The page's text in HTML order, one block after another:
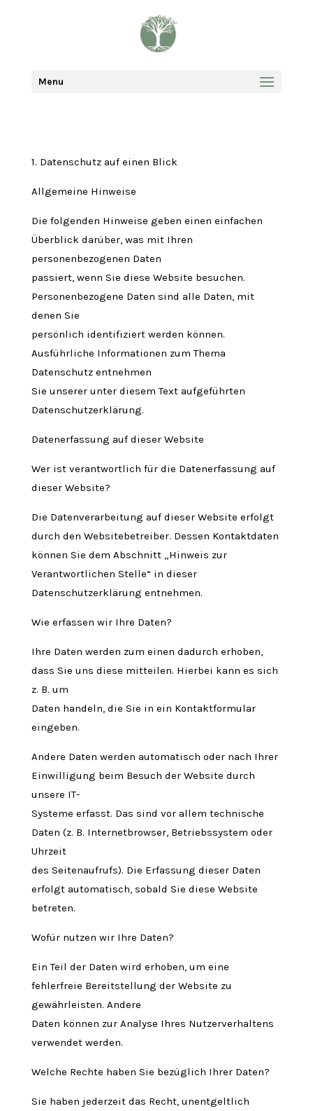
Menu
1. Datenschutz auf einen Blick
Allgemeine Hinweise
Die folgenden Hinweise geben einen einfachen
Überblick darüber, was mit Ihren
personenbezogenen Daten
passiert, wenn Sie diese Website besuchen.
Personenbezogene Daten sind alle Daten, mit
denen Sie
persönlich identifiziert werden können.
Ausführliche Informationen zum Thema
Datenschutz entnehmen
Sie unserer unter diesem Text aufgeführten
Datenschutzerklärung.
Datenerfassung auf dieser Website
Wer ist verantwortlich für die Datenerfassung auf
dieser Website?
Die Datenverarbeitung auf dieser Website erfolgt
durch den Websitebetreiber. Dessen Kontaktdaten
können Sie dem Abschnitt „Hinweis zur
Verantwortlichen Stelle“ in dieser
Datenschutzerklärung entnehmen.
Wie erfassen wir Ihre Daten?
Ihre Daten werden zum einen dadurch erhoben,
dass Sie uns diese mitteilen. Hierbei kann es sich
z. B. um
Daten handeln, die Sie in ein Kontaktformular
eingeben.
Andere Daten werden automatisch oder nach Ihrer
Einwilligung beim Besuch der Website durch
unsere IT-
Systeme erfasst. Das sind vor allem technische
Daten (z. B. Internetbrowser, Betriebssystem oder
Uhrzeit
des Seitenaufrufs). Die Erfassung dieser Daten
erfolgt automatisch, sobald Sie diese Website
betreten.
Wofür nutzen wir Ihre Daten?
Ein Teil der Daten wird erhoben, um eine
fehlerfreie Bereitstellung der Website zu
gewährleisten. Andere
Daten können zur Analyse Ihres Nutzerverhaltens
verwendet werden.
Welche Rechte haben Sie bezüglich Ihrer Daten?
Sie haben jederzeit das Recht, unentgeltlich